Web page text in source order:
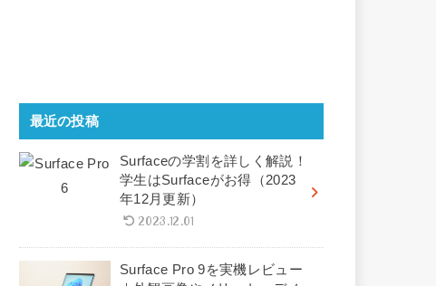
最近の投稿
Surfaceの学割を詳しく解説！
学生はSurfaceがお得（2023
年12月更新）
2023.12.01
Surface Pro 9を実機レビュー